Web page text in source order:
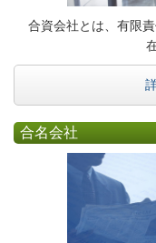
合資会社とは、有限
合名会社